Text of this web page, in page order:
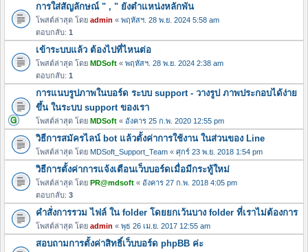
การใส่สัญลักษณ์ " , " ยังตำแหน่งหลักพัน
โพสต์ล่าสุด โดย admin « พฤหัสฯ. 28 พ.ย. 2024 5:58 am
ตอบกลับ: 1
เข้าระบบแล้ว ต้องไปที่ไหนต่อ
โพสต์ล่าสุด โดย MDSoft « พฤหัสฯ. 28 พ.ย. 2024 2:38 am
ตอบกลับ: 1
การแนบรูปภาพในบอร์ด ระบบ support - วางรูป ภาพประกอบได้ง่าย
ขึ้น ในระบบ support ของเรา
โพสต์ล่าสุด โดย MDSoft « อังคาร 25 ก.พ. 2020 12:55 pm
วิธีการสมัครไลน์ bot แล้วตั้งค่าการใช้งาน ในส่วนของ Line
โพสต์ล่าสุด โดย MDSoft_Support_Team « ศุกร์ 23 พ.ย. 2018 1:54 pm
วิธีการตั้งค่าการแจ้งเตือนเว็บบอร์ดเมื่อมีกระทู้ใหม่
โพสต์ล่าสุด โดย PR@mdsoft « อังคาร 27 ก.พ. 2018 4:05 pm
ตอบกลับ: 3
คำสั่งการรวม ไฟล์ ใน folder โดยยกเว้นบาง folder ที่เราไม่ต้องการ
โพสต์ล่าสุด โดย admin « พุธ 26 เม.ย. 2017 12:55 am
สอบถามการตั้งค่าสิทธิ์เว็บบอร์ด phpBB ค่ะ